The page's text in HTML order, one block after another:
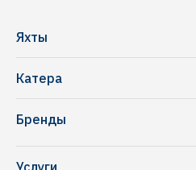
Яхты
Катера
Бренды
Услуги